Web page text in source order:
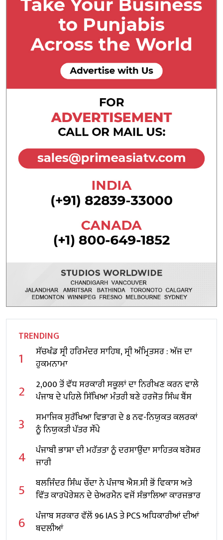
TRENDING
1
ਸੱਚਖੰਡ ਸ੍ਰੀ ਹਰਿਮੰਦਰ ਸਾਹਿਬ, ਸ੍ਰੀ ਅੰਮ੍ਰਿਤਸਰ : ਅੱਜ ਦਾ
ਹੁਕਮਨਾਮਾ
2
2,000 ਤੋਂ ਵੱਧ ਸਰਕਾਰੀ ਸਕੂਲਾਂ ਦਾ ਨਿਰੀਖਣ ਕਰਨ ਵਾਲੇ
ਪੰਜਾਬ ਦੇ ਪਹਿਲੇ ਸਿੱਖਿਆ ਮੰਤਰੀ ਬਣੇ ਹਰਜੋਤ ਸਿੰਘ ਬੈਂਸ
3
ਸਮਾਜਿਕ ਸੁਰੱਖਿਆ ਵਿਭਾਗ ਦੇ 8 ਨਵ-ਨਿਯੁਕਤ ਕਲਰਕਾਂ
ਨੂੰ ਨਿਯੁਕਤੀ ਪੱਤਰ ਸੌਂਪੇ
4
ਪੰਜਾਬੀ ਭਾਸ਼ਾ ਦੀ ਮਹੱਤਤਾ ਨੂੰ ਦਰਸਾਉਂਦਾ ਸਾਹਿਤਕ ਬਰੋਸ਼ਰ
ਜਾਰੀ
5
ਬਲਜਿੰਦਰ ਸਿੰਘ ਚੌਂਦਾ ਨੇ ਪੰਜਾਬ ਐਸ.ਸੀ ਭੋਂ ਵਿਕਾਸ ਅਤੇ
ਵਿੱਤ ਕਾਰਪੋਰੇਸ਼ਨ ਦੇ ਚੇਅਰਮੈਨ ਵਜੋਂ ਸੰਭਾਲਿਆ ਕਾਰਜਭਾਰ
6
ਪੰਜਾਬ ਸਰਕਾਰ ਵੱਲੋਂ 96 IAS ਤੇ PCS ਅਧਿਕਾਰੀਆਂ ਦੀਆਂ
ਬਦਲੀਆਂ